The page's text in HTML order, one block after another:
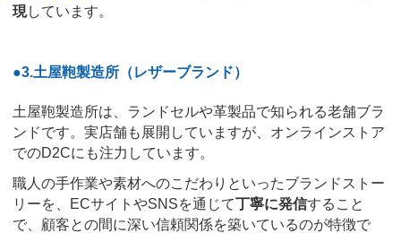
現しています。
●3.土屋鞄製造所（レザーブランド）
土屋鞄製造所は、ランドセルや革製品で知られる老舗ブラ
ンドです。実店舗も展開していますが、オンラインストア
でのD2Cにも注力しています。
職人の手作業や素材へのこだわりといったブランドストー
リーを、ECサイトやSNSを通じて丁寧に発信すること
で、顧客との間に深い信頼関係を築いているのが特徴で